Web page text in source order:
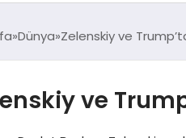
Dünya Zelenskiy ve
ve